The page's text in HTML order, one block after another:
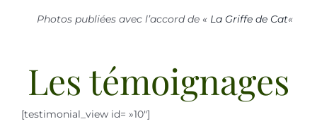
Photos publiées avec l’accord de « La Griffe de Cat«
Les témoignages
[testimonial_view id= »10″]